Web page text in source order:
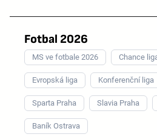
Fotbal 2026
MS ve fotbale 2026 Chance
Evropská liga Konferenční liga
Sparta Praha Slavia Praha
Baník Ostrava